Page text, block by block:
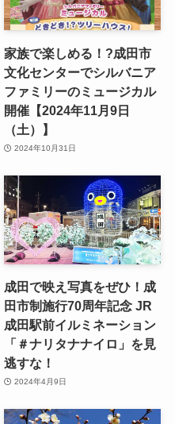
家族で楽しめる！?成田市
文化センターでシルバニア
ファミリーのミュージカル
開催【2024年11月9日
（土）】
2024年10月31日
成田で映え写真をぜひ！成
田市制施行70周年記念 JR
成田駅前イルミネーション
「＃ナリタナナイロ」を見
逃すな！
2024年4月9日